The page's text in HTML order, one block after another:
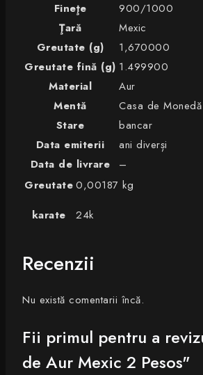
Fineţe
900/1000
Ţară
Mexic
Greutate (g)
1,670000
Greutate fină (g) 1.499900
Material
Aur
Mentă
Casa de
Stare
bancar
Data emiterii
ani diverși
Data de livrare
–
Greutate0,00187 kg
karate
24k
Recenzii
Nu există comentarii încă.
Fii primul pentru a
de Aur Mexic 2 Pesos"